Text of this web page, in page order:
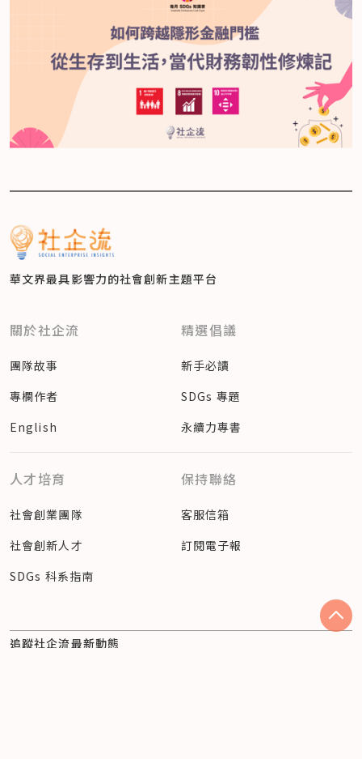
華文界最具影響力的社會創新主題平台
關於社企流
團隊故事
專欄作者
English
精選倡議
新手必讀
SDGs 專題
永續力專書
人才培育
社會創業團隊
社會創新人才
SDGs 科系指南
保持聯絡
客服信箱
訂閱電子報
追蹤社企流最新動態